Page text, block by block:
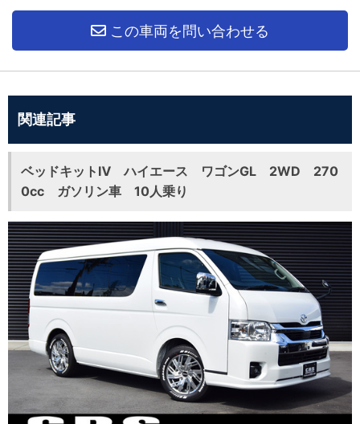
この車両を問い合わせる
関連記事
ベッドキットⅣ ハイエース ワゴンGL 2WD 270
0cc ガソリン車 10人乗り